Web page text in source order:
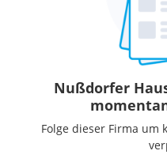
Nußdorfer
Folge dieser Firma um